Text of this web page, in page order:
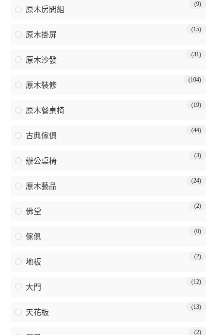
原木房間組
(9)
原木掛屏
(15)
原木沙發
(31)
原木裝修
(104)
原木餐桌椅
(19)
古典傢俱
(44)
辦公桌椅
(3)
原木藝品
(24)
佛堂
(2)
傢俱
(0)
地板
(2)
大門
(12)
天花板
(13)
(2)